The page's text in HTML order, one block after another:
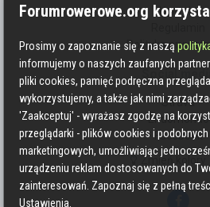
Kontakt
Polityka
Social
Strava
Endomondo
Facebook
Zmień kolory
Forumrowerowe.org
Prosimy o zapoznanie się z naszą
informujemy o naszych zaufanych
pliki cookies, pamięć podręczna
wykorzystujemy, a także jak nimi
'Zaakceptuj' - wyrażasz zgodzę na
przeglądarki - plików cookies i
marketingowych, umożliwiając
urządzeniu reklam dostosowanych do
zainteresowań. Zapoznaj się z pełną
Ustawienia.